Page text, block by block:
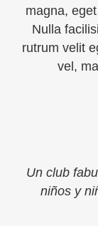
magna,
Nulla
rutrum velit
vel,
Un club
niños y